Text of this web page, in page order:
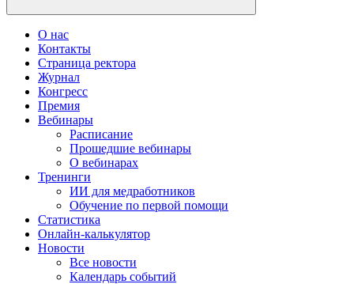
О нас
Контакты
Страница ректора
Журнал
Конгресс
Премия
Вебинары
Расписание
Прошедшие вебинары
О вебинарах
Тренинги
ИИ для медработников
Обучение по первой помощи
Статистика
Онлайн-калькулятор
Новости
Все новости
Календарь событий